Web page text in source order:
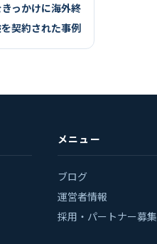
っかけに海外終
契約された事例
メニュー
ブログ
運営者情報
採用・パートナー募集